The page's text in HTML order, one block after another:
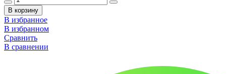
В корзину
В избранное
В избранном
Сравнить
В сравнении